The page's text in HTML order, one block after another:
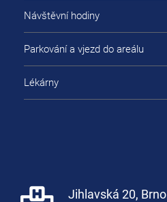
Návštěvní hodiny
Parkování a vjezd do areálu
Lékárny
Jihlavská 20, Brno